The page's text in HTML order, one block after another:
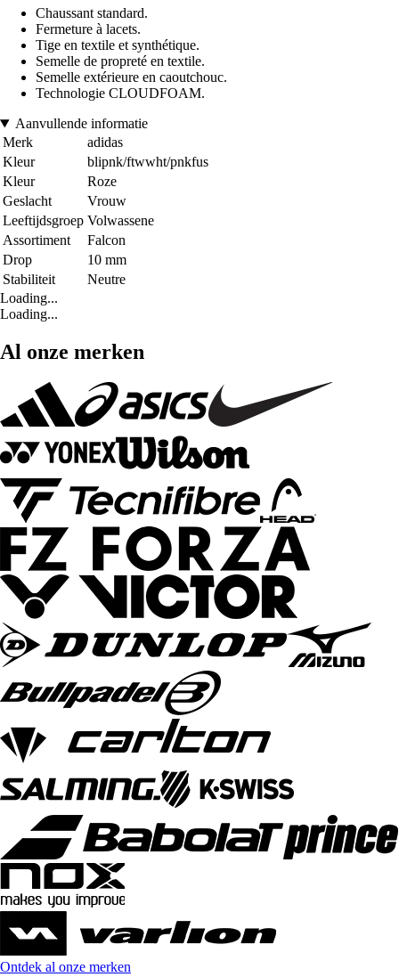
Chaussant standard.
Fermeture à lacets.
Tige en textile et synthétique.
Semelle de propreté en textile.
Semelle extérieure en caoutchouc.
Technologie CLOUDFOAM.
Aanvullende informatie
Merk
adidas
Kleur
blipnk/ftwwht/pnkfus
Kleur
Roze
Geslacht
Vrouw
Leeftijdsgroep Volwassene
Assortiment
Falcon
Drop
10 mm
Stabiliteit
Neutre
Loading...
Loading...
Al onze merken
Ontdek al onze merken